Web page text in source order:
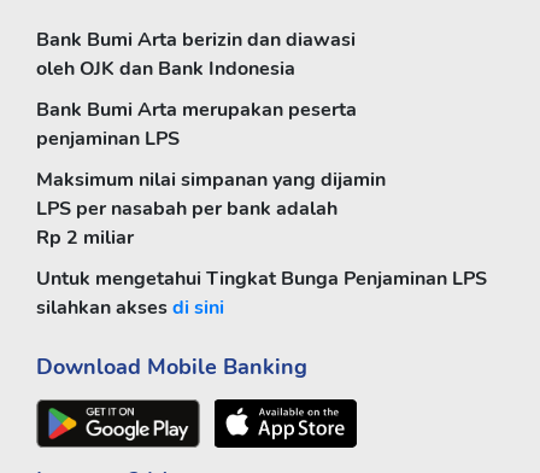
Bank Bumi Arta berizin dan diawasi
oleh OJK dan Bank Indonesia
Bank Bumi Arta merupakan peserta
penjaminan LPS
Maksimum nilai simpanan yang dijamin
LPS per nasabah per bank adalah
Rp 2 miliar
Untuk mengetahui Tingkat Bunga Penjaminan LPS
silahkan aksesdi sini
Download Mobile Banking